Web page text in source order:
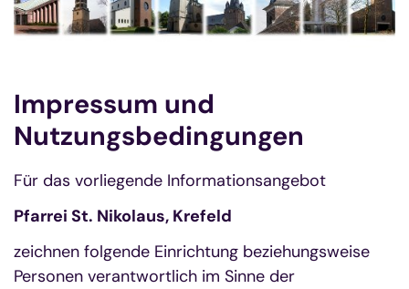
Impressum und
Nutzungsbedingungen
Für das vorliegende Informationsangebot
Pfarrei St. Nikolaus, Krefeld
zeichnen folgende Einrichtung beziehungsweise
Personen verantwortlich im Sinne der